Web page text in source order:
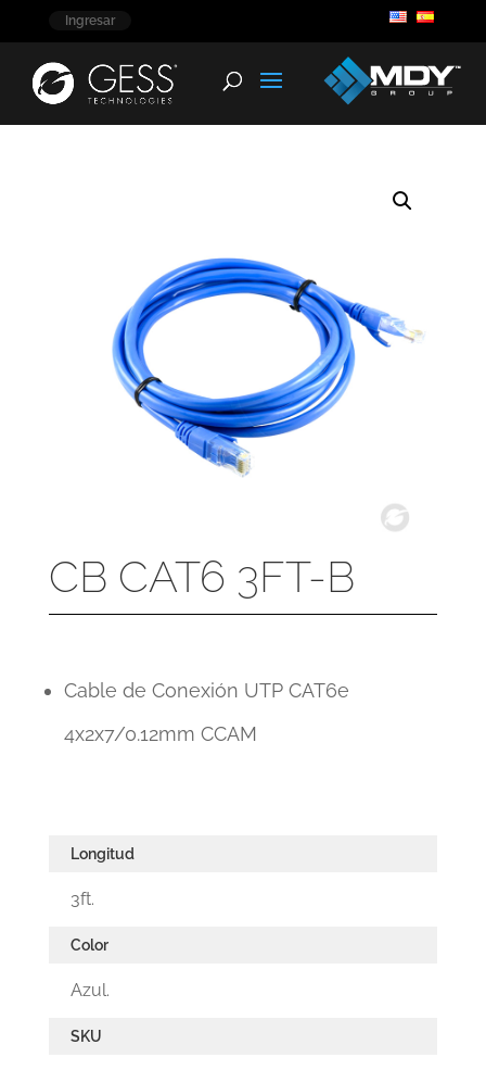
Ingresar
CB CAT6 3FT-B
Cable de Conexión UTP CAT6e
4x2x7/0.12mm CCAM
Longitud
3ft.
Color
Azul.
SKU